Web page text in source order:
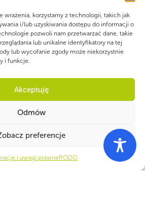
wrażenia, korzystamy z technologii, takich jak
i/lub uzyskiwania dostępu do informacji o
pozwoli nam przetwarzać dane, takie
lub unikalne identyfikatory na tej
lub wycofanie zgody może niekorzystnie
i funkcje.
Akceptuję
Odmów
preferencje
i uwagi prawne RODO